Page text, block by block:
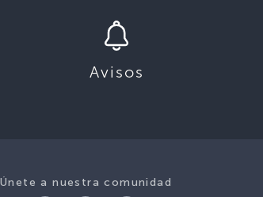
Avisos
Únete a nuestra comunidad